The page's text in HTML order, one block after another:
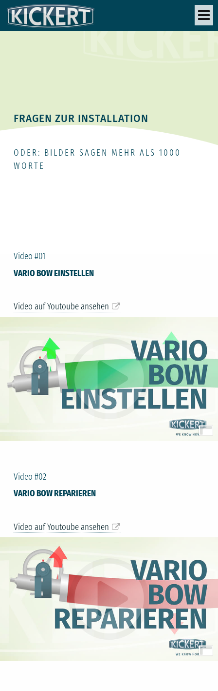
FRAGEN ZUR INSTALLATION
ODER: BILDER SAGEN MEHR ALS 1000
WORTE
Video #01
VARIO BOW EINSTELLEN
Video auf Youtoube ansehen
Video #02
VARIO BOW REPARIEREN
Video auf Youtoube ansehen